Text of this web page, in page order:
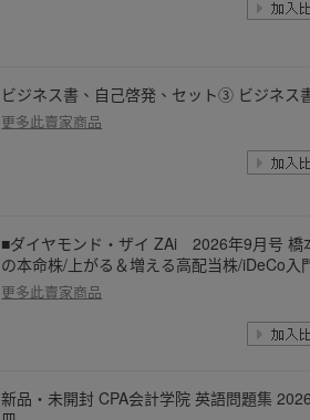
ビジネス書、自己啓発、セット③ ビジネス
更多此賣家商品
■ダイヤモンド・ザイ ZAi 2026年9月号 橋
の本命株/上がる＆増える高配当株/iDeCo入
更多此賣家商品
新品・未開封 CPA会計学院 英語問題集